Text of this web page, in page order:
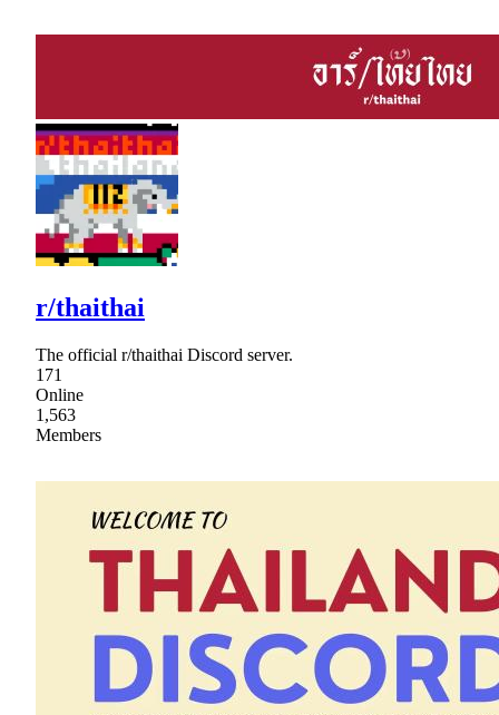
r/thaithai
The official r/thaithai Discord server.
171
Online
1,563
Members